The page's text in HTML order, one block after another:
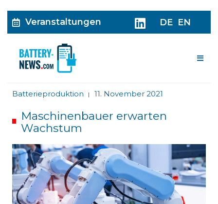
Veranstaltungen DE EN
Batterieproduktion | 11. November 2021
Maschinenbauer erwarten
Wachstum